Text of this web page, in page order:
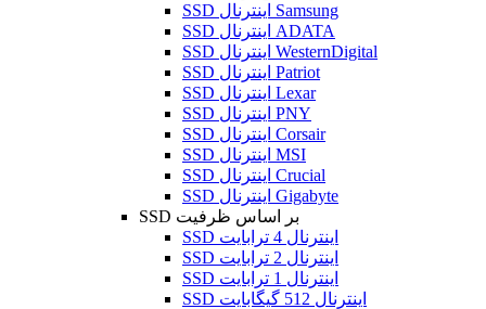
SSD اینترنال Samsung
SSD اینترنال ADATA
SSD اینترنال WesternDigital
SSD اینترنال Patriot
SSD اینترنال Lexar
SSD اینترنال PNY
SSD اینترنال Corsair
SSD اینترنال MSI
SSD اینترنال Crucial
SSD اینترنال Gigabyte
SSD بر اساس ظرفیت
SSD اینترنال 4 ترابایت
SSD اینترنال 2 ترابایت
SSD اینترنال 1 ترابایت
SSD اینترنال 512 گیگابایت